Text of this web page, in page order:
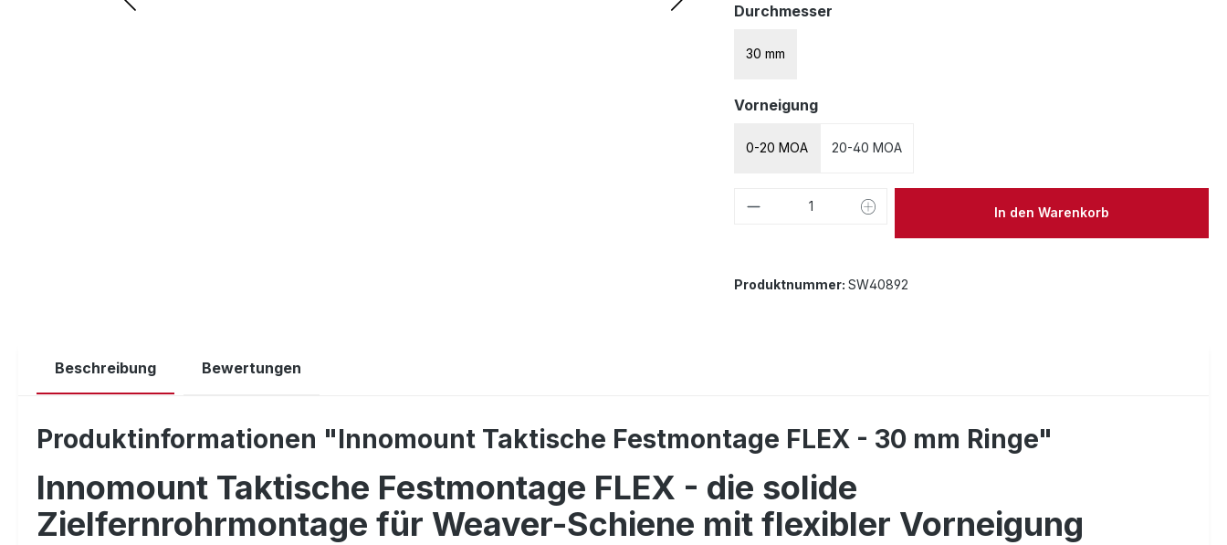
Durchmesser
30 mm
Vorneigungauswählen
0-20 MOA 20-40 MOA
Produkt Anzahl: Gib den gewünschten Wert
In den Warenkorb
Produktnummer: SW40892
Beschreibung Bewertungen
Produktinformationen "Innomount Taktische Festmontage FLEX - 30 mm Ringe"
Innomount Taktische Festmontage FLEX - die solide
Zielfernrohrmontage für Weaver-Schiene mit flexibler Vorneigung